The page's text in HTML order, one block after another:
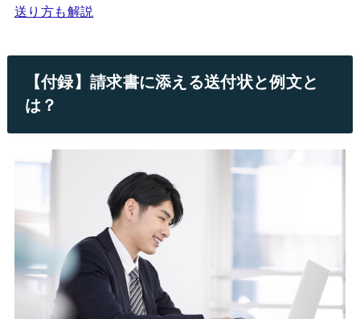
送り方も解説
【付録】請求書に添える送付状と例文と
は？